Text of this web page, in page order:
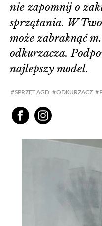
SPRZĘT AGD ODKURZACZ
nie zapomnij o
sprzątania. W
może zabraknąć
odkurzacza.
najlepszy model.